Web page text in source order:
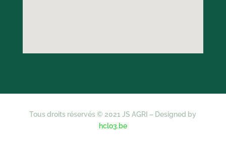
Tous droits réservés © 2021 JS AGRI – Designed by
hclo3.be